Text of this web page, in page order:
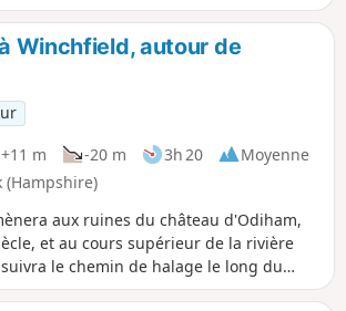
Winchfield, autour de
+11 m -20 m 3h 20
Moyenne
(Hampshire)
aux ruines du château d'Odiham,
et au cours supérieur de la rivière
le chemin de halage le long du
Basingstoke.